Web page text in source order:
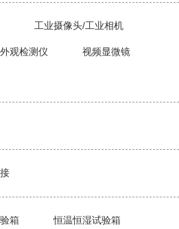
工业摄像头/工业相机
观检测仪 视频显微镜
箱 恒温恒湿试验箱